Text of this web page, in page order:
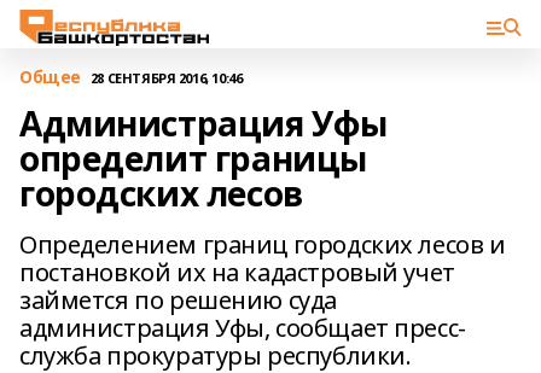
Общее 28 СЕНТЯБРЯ 2016, 10:46
Администрация Уфы
определит границы
городских лесов
Определением границ городских лесов и
постановкой их на кадастровый учет
займется по решению суда
администрация Уфы, сообщает пресс-
служба прокуратуры республики.